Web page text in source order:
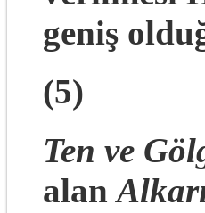
geniş
(5)
Ten ve
alan